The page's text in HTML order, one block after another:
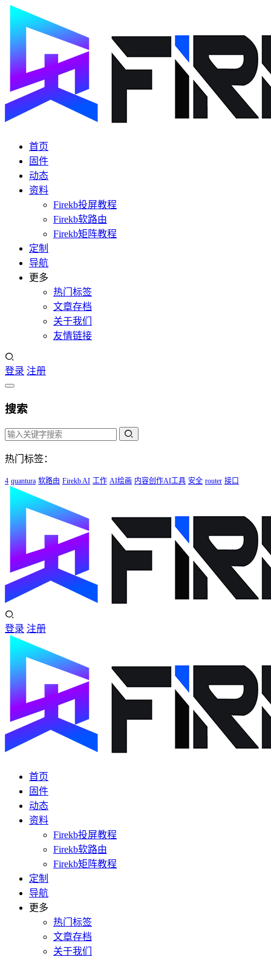
首页
固件
动态
资料
Firekb投屏教程
Firekb软路由
Firekb矩阵教程
定制
导航
更多
热门标签
文章存档
关于我们
友情链接
登录 注册
搜索
热门标签：
4 quantura 软路由 Firekb AI 工作 AI绘画 内容创作AI工具 安全 router 接口
登录 注册
首页
固件
动态
资料
Firekb投屏教程
Firekb软路由
Firekb矩阵教程
定制
导航
更多
热门标签
文章存档
关于我们